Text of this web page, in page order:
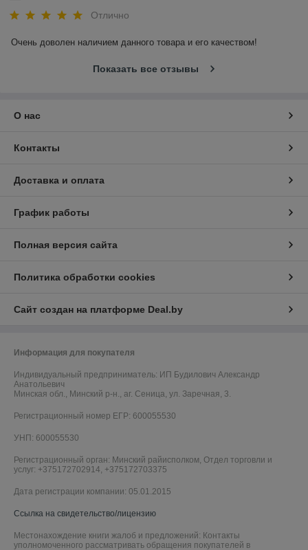
Отлично
Очень доволен наличием данного товара и его качеством!
Показать все отзывы
О нас
Контакты
Доставка и оплата
График работы
Полная версия сайта
Политика обработки cookies
Сайт создан на платформе Deal.by
Информация для покупателя
Индивидуальный предприниматель: ИП Будилович Александр
Анатольевич
Минская обл., Минский р-н., аг. Сеница, ул. Заречная, 3.
Регистрационный номер ЕГР: 600055530
УНП: 600055530
Регистрационный орган: Минский райисполком, Отдел торговли и
услуг: +375172702914, +375172703375
Дата регистрации компании: 05.01.2015
Ссылка на свидетельство/лицензию
Местонахождение книги жалоб и предложений: Контакты
уполномоченного рассматривать обращения покупателей в